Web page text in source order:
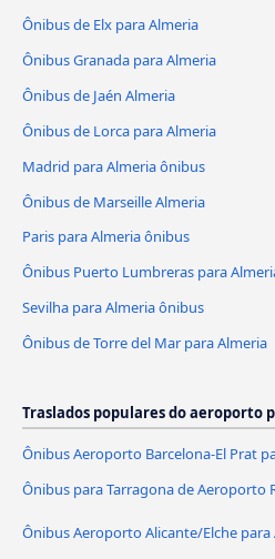
Ônibus de Elx para Almeria
Ônibus Granada para Almeria
Ônibus de Jaén Almeria
Ônibus de Lorca para Almeria
Madrid para Almeria ônibus
Ônibus de Marseille Almeria
Paris para Almeria ônibus
Ônibus Puerto Lumbreras para
Sevilha para Almeria ônibus
Ônibus de Torre del Mar para Almeria
Traslados populares do aeroporto
Ônibus Aeroporto Barcelona-El Prat
Ônibus para Tarragona de Aeroporto
Ônibus Aeroporto Alicante/Elche para